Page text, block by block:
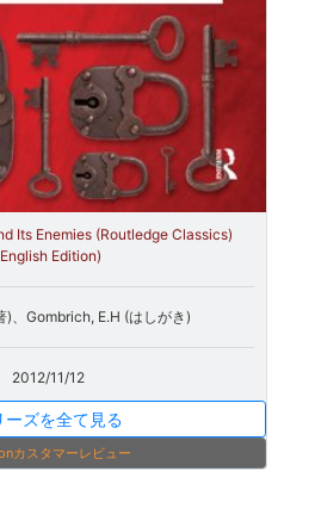
Its Enemies (Routledge Classics)
Edition)
)、Gombrich, E.H (はしがき)
2012/11/12
ーズを全て見る
カスタマーレビュー